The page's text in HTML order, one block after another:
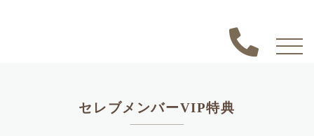
セレブメンバーVIP特典